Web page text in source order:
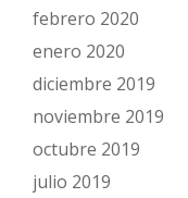
febrero 2020
enero 2020
diciembre 2019
noviembre 2019
octubre 2019
julio 2019